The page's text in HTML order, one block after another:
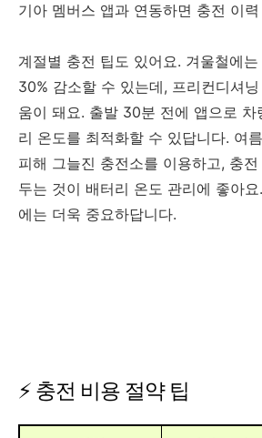
기아 멤버스 앱과 연동하면 충전 이
계절별 충전 팁도 있어요. 겨울철에
30% 감소할 수 있는데, 프리컨디셔
움이 돼요. 출발 30분 전에 앱으로 차
리 온도를 최적화할 수 있답니다. 여
피해 그늘진 충전소를 이용하고, 충
두는 것이 배터리 온도 관리에 좋아
에는 더욱 중요하답니다.
⚡ 충전 비용 절약 팁